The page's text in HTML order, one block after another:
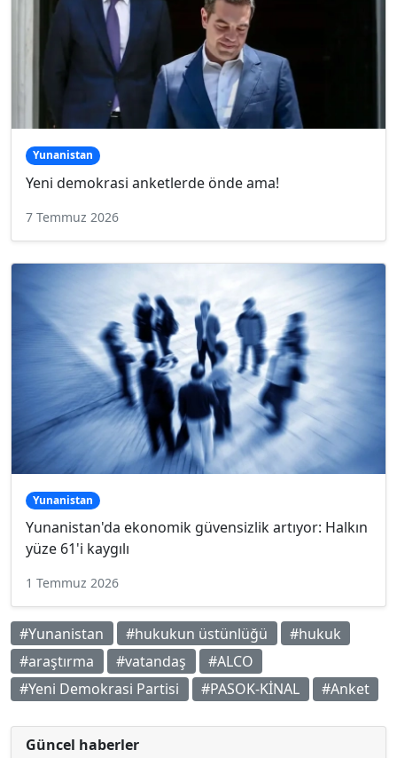
Yunanistan
Yeni demokrasi anketlerde önde ama!
7 Temmuz 2026
Yunanistan
Yunanistan'da ekonomik güvensizlik artıyor: Halkın
yüze 61'i kaygılı
1 Temmuz 2026
#Yunanistan #hukukun üstünlüğü
#hukuk
#araştırma
#vatandaş
#ALCO
#Yeni Demokrasi Partisi
#PASOK-KİNAL #Anket
Güncel haberler